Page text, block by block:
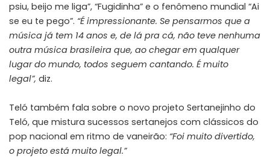
psiu, beijo me liga”, “Fugidinha” e o fenômeno mundial “Ai
se eu te pego”. “É impressionante. Se pensarmos que a
música já tem 14 anos e, de lá pra cá, não teve nenhuma
outra música brasileira que, ao chegar em qualquer
lugar do mundo, todos seguem cantando. É muito
legal”, diz.
Teló também fala sobre o novo projeto Sertanejinho do
Teló, que mistura sucessos sertanejos com clássicos do
pop nacional em ritmo de vaneirão: “Foi muito divertido,
o projeto está muito legal.”